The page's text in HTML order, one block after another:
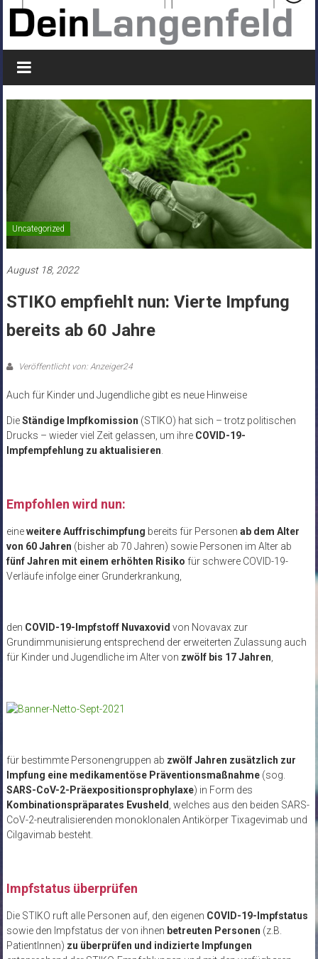
Uncategorized
August 18, 2022
STIKO empfiehlt nun: Vierte Impfung
bereits ab 60 Jahre
Veröffentlicht von: Anzeiger24
Auch für Kinder und Jugendliche gibt es neue Hinweise
DieStändige Impfkomission (STIKO) hat sich – trotz politischen
Drucks – wieder viel Zeit gelassen, um ihreCOVID-19-
Impfempfehlung zu aktualisieren.
Empfohlen wird nun:
eineweitere Auffrischimpfung bereits für Personen ab dem Alter
von 60 Jahren (bisher ab 70 Jahren) sowie Personen im Alter ab
fünf Jahren mit einem erhöhten Risiko für schwere COVID-19-
Verläufe infolge einer Grunderkrankung,
den COVID-19-Impfstoff Nuvaxovid von Novavax zur
Grundimmunisierung entsprechend der erweiterten Zulassung auch
für Kinder und Jugendliche im Alter von zwölf bis 17 Jahren,
für bestimmte Personengruppen ab zwölf Jahren zusätzlich zur
Impfung eine medikamentöse Präventionsmaßnahme(sog.
SARS-CoV-2-Präexpositionsprophylaxe) in Form des
Kombinationspräparates Evusheld , welches aus den beiden SARS-
CoV-2-neutralisierenden monoklonalen Antikörper Tixagevimab und
Cilgavimab besteht.
Impfstatus überprüfen
Die STIKO ruft alle Personen auf, den eigenen COVID-19-Impfstatus
sowie den Impfstatus der von ihnen betreuten Personen (z.B.
PatientInnen) zu überprüfen und indizierte Impfungen